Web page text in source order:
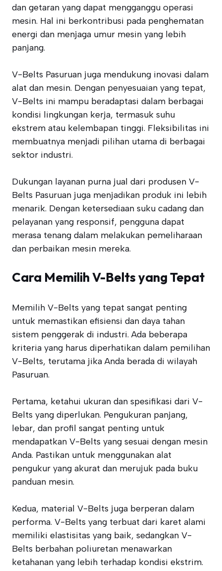
dan getaran yang dapat mengganggu operasi
mesin. Hal ini berkontribusi pada penghematan
energi dan menjaga umur mesin yang lebih
panjang.
V-Belts Pasuruan juga mendukung inovasi dalam
alat dan mesin. Dengan penyesuaian yang tepat,
V-Belts ini mampu beradaptasi dalam berbagai
kondisi lingkungan kerja, termasuk suhu
ekstrem atau kelembapan tinggi. Fleksibilitas ini
membuatnya menjadi pilihan utama di berbagai
sektor industri.
Dukungan layanan purna jual dari produsen V-
Belts Pasuruan juga menjadikan produk ini lebih
menarik. Dengan ketersediaan suku cadang dan
pelayanan yang responsif, pengguna dapat
merasa tenang dalam melakukan pemeliharaan
dan perbaikan mesin mereka.
Cara Memilih V-Belts yang Tepat
Memilih V-Belts yang tepat sangat penting
untuk memastikan efisiensi dan daya tahan
sistem penggerak di industri. Ada beberapa
kriteria yang harus diperhatikan dalam pemilihan
V-Belts, terutama jika Anda berada di wilayah
Pasuruan.
Pertama, ketahui ukuran dan spesifikasi dari V-
Belts yang diperlukan. Pengukuran panjang,
lebar, dan profil sangat penting untuk
mendapatkan V-Belts yang sesuai dengan mesin
Anda. Pastikan untuk menggunakan alat
pengukur yang akurat dan merujuk pada buku
panduan mesin.
Kedua, material V-Belts juga berperan dalam
performa. V-Belts yang terbuat dari karet alami
memiliki elastisitas yang baik, sedangkan V-
Belts berbahan poliuretan menawarkan
ketahanan yang lebih terhadap kondisi ekstrim.